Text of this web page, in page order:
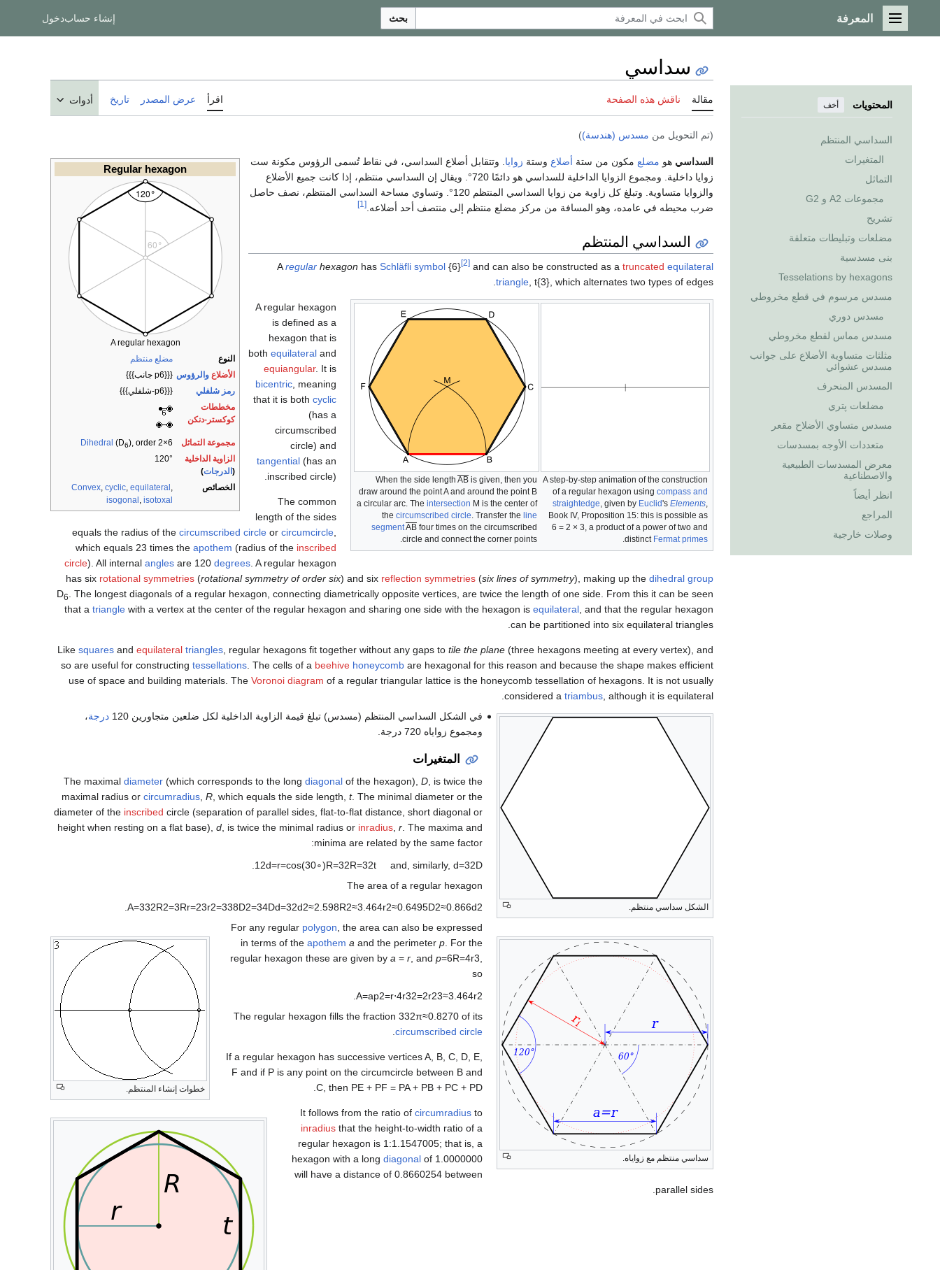
القائمة الرئيسية
المعرفة بحث إنشاء حسابدخول
المحتويات أخف
السداسي المنتظم
المتغيرات
التماثل
مجموعات A2 و G2
تشريح
مضلعات وتبليطات متعلقة
بنى مسدسية
Tesselations by hexagons
مسدس مرسوم في قطع مخروطي
مسدس دوري
مسدس مماس لقطع مخروطي
مثلثات متساوية الأضلاع على جوانب
مسدس عشوائي
المسدس المنحرف
مضلعات پتري
مسدس متساوي الأضلاح مقعر
متعددات الأوجه بمسدسات
معرض المسدسات الطبيعية
والاصطناعية
انظر أيضاً
المراجع
وصلات خارجية
سداسي
مقالة ناقش هذه الصفحة اقرأ عرض المصدر تاريخ أدوات
(تم التحويل من مسدس (هندسة))
Regular hexagon
A regular hexagon
النوع
مضلع منتظم
الأضلاع والرؤوس {{{p6 جانب}}}
رمز شلفلي
{{{p6-شلفلي}}}
مخططات
كوكستر-دنكن
مجموعة التماثل Dihedral (D6), order 2×6
الزاوية الداخلية
( الدرجات)
120°
الخصائص Convex, cyclic, equilateral ,
isogonal , isotoxal
السداسي هو مضلع مكون من ستة أضلاع وستة زوايا . وتتقابل أضلاع السداسي، في نقاط تُسمى الرؤوس مكونة ست
زوايا داخلية. ومجموع الزوايا الداخلية للسداسي هو دائمًا 720°. ويقال إن السداسي منتظم، إذا كانت جميع الأضلاع
والزوايا متساوية. وتبلغ كل زاوية من زوايا السداسي المنتظم 120°. وتساوي مساحة السداسي المنتظم، نصف حاصل
ضرب محيطه في عامده، وهو المسافة من مركز مضلع منتظم إلى منتصف أحد أضلاعه. [1]
السداسي المنتظم
Aregular hexagon has Schläfli symbol {6} [2] and can also be constructed as a truncated equilateral
triangle, t{3}, which alternates two types of edges.
A step-by-step animation of the construction
of a regular hexagon using compass and
straightedge, given by Euclid's Elements,
Book IV, Proposition 15: this is possible as
6 = 2 × 3, a product of a power of two and
distinct Fermat primes
.
When the side length AB is given, then you
draw around the point A and around the point B
a circular arc. The intersection M is the center of
the circumscribed circle. Transfer the line
segmentAB four times on the circumscribed
circle and connect the corner points.
A regular hexagon
is defined as a
hexagon that is
bothequilateral and
equiangular. It is
bicentric, meaning
that it is bothcyclic
(has a
circumscribed
circle) and
tangential (has an
inscribed circle).
The common
length of the sides
equals the radius of thecircumscribed circle orcircumcircle,
which equals23 times theapothem (radius of the inscribed
circle). All internalangles are 120degrees. A regular hexagon
has six rotational symmetries (rotational symmetry of order six) and six reflection symmetries (six lines of symmetry), making up the dihedral group
D6. The longest diagonals of a regular hexagon, connecting diametrically opposite vertices, are twice the length of one side. From this it can be seen
that a triangle with a vertex at the center of the regular hexagon and sharing one side with the hexagon is equilateral, and that the regular hexagon
can be partitioned into six equilateral triangles.
Like squares and equilateral triangles, regular hexagons fit together without any gaps to tile the plane (three hexagons meeting at every vertex), and
so are useful for constructing tessellations. The cells of a beehive honeycomb are hexagonal for this reason and because the shape makes efficient
use of space and building materials. The Voronoi diagram of a regular triangular lattice is the honeycomb tessellation of hexagons. It is not usually
considered a triambus, although it is equilateral.
الشكل سداسي منتظم.
سداسي منتظم مع زواياه.
خطوات إنشاء المنتظم.
في الشكل السداسي المنتظم (مسدس) تبلغ قيمة الزاوية الداخلية لكل ضلعين متجاورين 120 درجة،
ومجموع زواياه 720 درجة.
المتغيرات
The maximaldiameter (which corresponds to the longdiagonal of the hexagon),D , is twice the
maximal radius orcircumradius ,R , which equals the side length,t. The minimal diameter or the
diameter of the inscribed circle (separation of parallel sides, flat-to-flat distance, short diagonal or
height when resting on a flat base),d , is twice the minimal radius or inradius ,r . The maxima and
minima are related by the same factor:
1 2d=r=cos(30∘)R=32R=32t and, similarly,d=32D
The area of a regular hexagon
A=332R2=3Rr=23r2=338D2=34Dd=32d2≈2.598R2≈3.464r2≈0.6495D2≈0.866d2
.
For any regular polygon, the area can also be expressed
in terms of theapothem a and the perimeterp. For the
regular hexagon these are given bya =r, andp=6R=4r3,
so
A=ap2=r⋅4r32=2r23≈3 .464r2
.
The regular hexagon fills the fraction332π≈0 .8270 of its
circumscribed circle
.
If a regular hexagon has successive vertices A, B, C, D, E,
F and if P is any point on the circumcircle between B and
C, then PE + PF = PA + PB + PC + PD
.
It follows from the ratio ofcircumradius to
inradius that the height-to-width ratio of a
regular hexagon is 1:1.1547005; that is, a
hexagon with a longdiagonal of 1.0000000
will have a distance of 0.8660254 between
parallel sides.